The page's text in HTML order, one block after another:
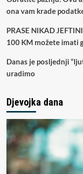
brat
Lazića
je
u
ona vam krade
PRASE NIKAD
100 KM možete imati
Danas je posljednji
uradimo
Djevojka dana